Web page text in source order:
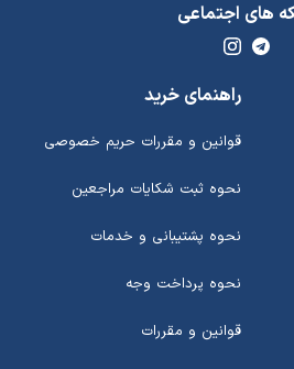
های اجتماعی
راهنمای خرید
قوانین و مقررات حریم خصوصی
نحوه ثبت شکایات مراجعین
نحوه پشتیبانی و خدمات
نحوه پرداخت وجه
قوانین و مقررات